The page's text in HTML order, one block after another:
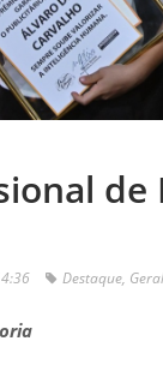
Destaque, Geral